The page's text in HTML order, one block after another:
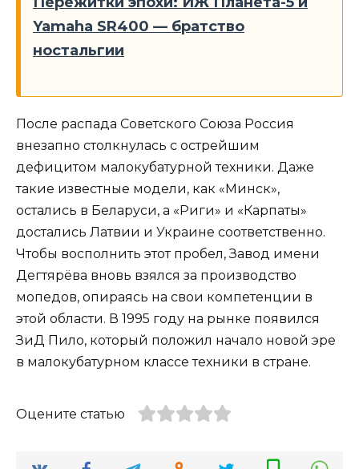
Yamaha SR400 — братство
ностальгии
После распада Советского Союза Россия
внезапно столкнулась с острейшим
дефицитом малокубатурной техники. Даже
такие известные модели, как «Минск»,
остались в Беларуси, а «Риги» и «Карпаты»
достались Латвии и Украине соответственно.
Чтобы восполнить этот пробел, Завод имени
Дегтярёва вновь взялся за производство
мопедов, опираясь на свои компетенции в
этой области. В 1995 году на рынке появился
ЗиД Пило, который положил начало новой эре
в малокубатурном классе техники в стране.
Оцените статью